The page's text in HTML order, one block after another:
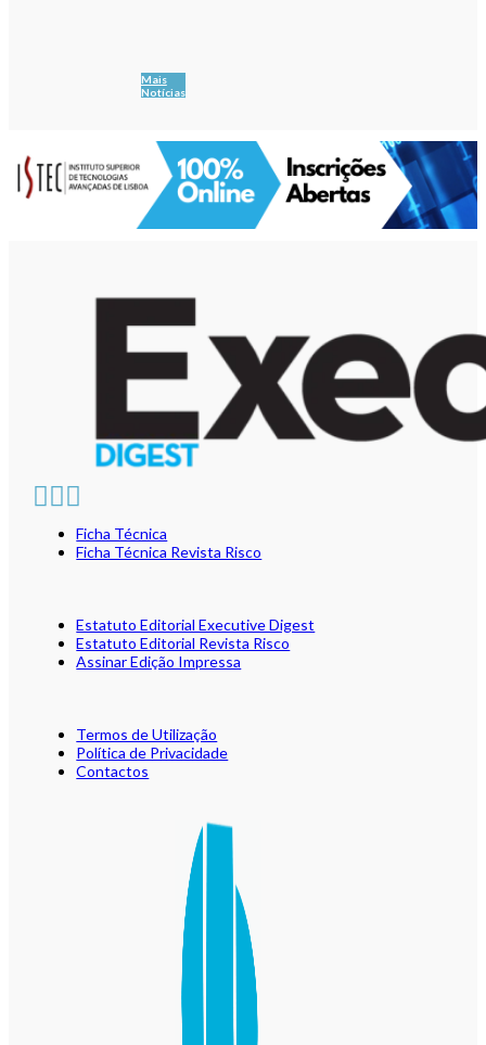
Mais
Notícias
Ficha Técnica
Ficha Técnica Revista Risco
Estatuto Editorial Executive Digest
Estatuto Editorial Revista Risco
Assinar Edição Impressa
Termos de Utilização
Política de Privacidade
Contactos